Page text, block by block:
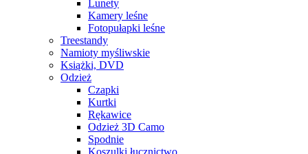
Lunety
Kamery leśne
Fotopułapki leśne
Treestandy
Namioty myśliwskie
Książki, DVD
Odzież
Czapki
Kurtki
Rękawice
Odzież 3D Camo
Spodnie
Koszulki łucznictwo